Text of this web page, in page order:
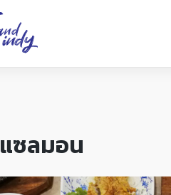
แซลมอน